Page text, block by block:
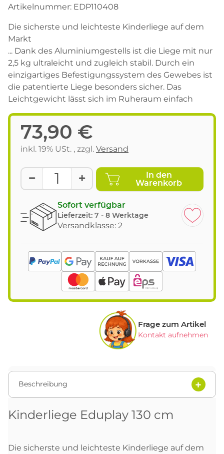
Artikelnummer: EDP110408
Die sicherste und leichteste Kinderliege auf dem
Markt
... Dank des Aluminiumgestells ist die Liege mit nur
2,5 kg ultraleicht und zugleich stabil. Durch ein
einzigartiges Befestigungssystem des Gewebes ist
die patentierte Liege besonders sicher. Das
Leichtgewicht lässt sich im Ruheraum einfach
73,90 €
inkl. 19% USt. , zzgl. Versand
In den
Warenkorb
Sofort verfügbar
Lieferzeit: 7 - 8 Werktage
Versandklasse: 2
Frage zum Artikel
Kontakt aufnehmen
Beschreibung
Kinderliege Eduplay 130 cm
Die sicherste und leichteste Kinderliege auf dem